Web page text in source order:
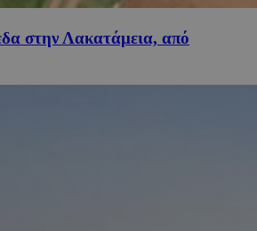
στην Λακατάμεια, από